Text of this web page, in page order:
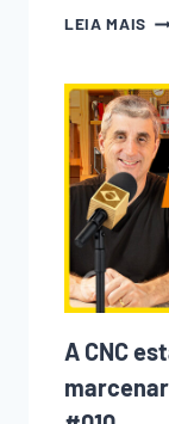
LEIA MAIS 10
NA
(E
UM
A CNC